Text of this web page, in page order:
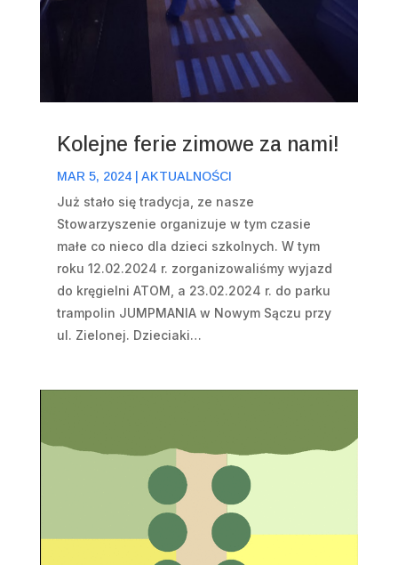
Kolejne ferie zimowe za nami!
MAR 5, 2024| AKTUALNOŚCI
Już stało się tradycja, ze nasze
Stowarzyszenie organizuje w tym czasie
małe co nieco dla dzieci szkolnych. W tym
roku 12.02.2024 r. zorganizowaliśmy wyjazd
do kręgielni ATOM, a 23.02.2024 r. do parku
trampolin JUMPMANIA w Nowym Sączu przy
ul. Zielonej. Dzieciaki…